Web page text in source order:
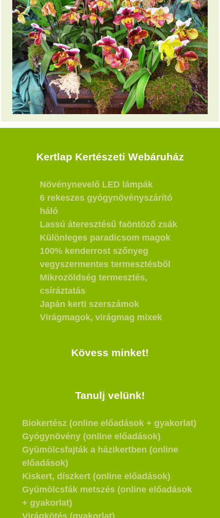
Kertlap Kertészeti Webáruház
Növénynevelő LED lámpák
6 rekeszes gyógynövényszárító
háló
Lassú áteresztésű faöntöző zsák
Különleges paradicsom magok
100% kenderrost szőnyeg
vegyszermentes termesztésből
Mikrozöldség termesztés,
csíráztatás
Japán kerti szerszámok
Virágmagok, virágmag mixek
Kövess minket!
Tanulj velünk!
Biokertész (online előadások + gyakorlat)
Gyógynövény (online előadások)
Gyümölcsfajták a házikertben (online
előadások)
Kiskert, díszkert (online előadások)
Gyümölcsfák metszés (online előadások
+ gyakorlat)